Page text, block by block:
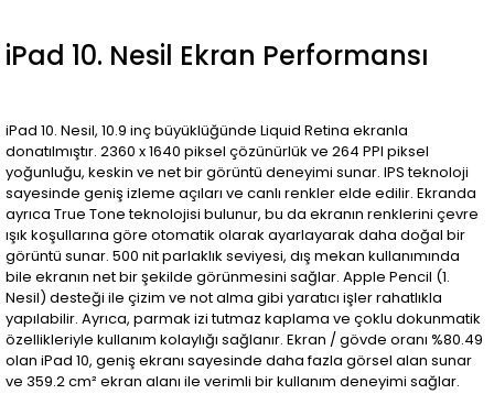
iPad 10. Nesil Ekran Performansı
iPad 10. Nesil, 10.9 inç büyüklüğünde Liquid Retina ekranla
donatılmıştır. 2360 x 1640 piksel çözünürlük ve 264 PPI piksel
yoğunluğu, keskin ve net bir görüntü deneyimi sunar. IPS teknoloji
sayesinde geniş izleme açıları ve canlı renkler elde edilir. Ekranda
ayrıca True Tone teknolojisi bulunur, bu da ekranın renklerini çevre
ışık koşullarına göre otomatik olarak ayarlayarak daha doğal bir
görüntü sunar. 500 nit parlaklık seviyesi, dış mekan kullanımında
bile ekranın net bir şekilde görünmesini sağlar. Apple Pencil (1.
Nesil) desteği ile çizim ve not alma gibi yaratıcı işler rahatlıkla
yapılabilir. Ayrıca, parmak izi tutmaz kaplama ve çoklu dokunmatik
özellikleriyle kullanım kolaylığı sağlanır. Ekran / gövde oranı %80.49
olan iPad 10, geniş ekranı sayesinde daha fazla görsel alan sunar
ve 359.2 cm² ekran alanı ile verimli bir kullanım deneyimi sağlar.